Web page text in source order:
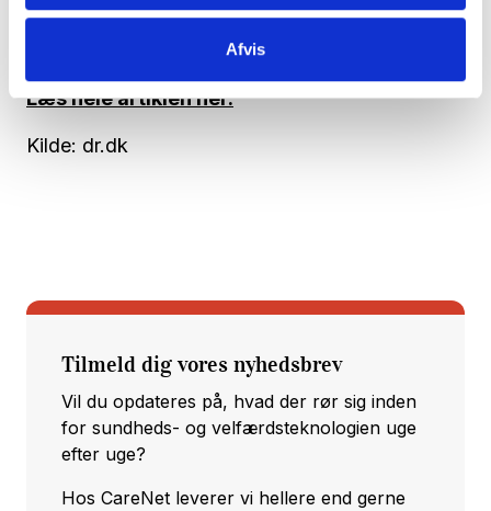
Afvis
Irene fortæller til dr.dk, at hun er glad for
pillerobotten, fordi den skaber tryghed.
Læs hele artiklen her.
Kilde: dr.dk
Tilmeld dig vores nyhedsbrev
Vil du opdateres på, hvad der rør sig inden
for sundheds- og velfærdsteknologien uge
efter uge?
Hos CareNet leverer vi hellere end gerne